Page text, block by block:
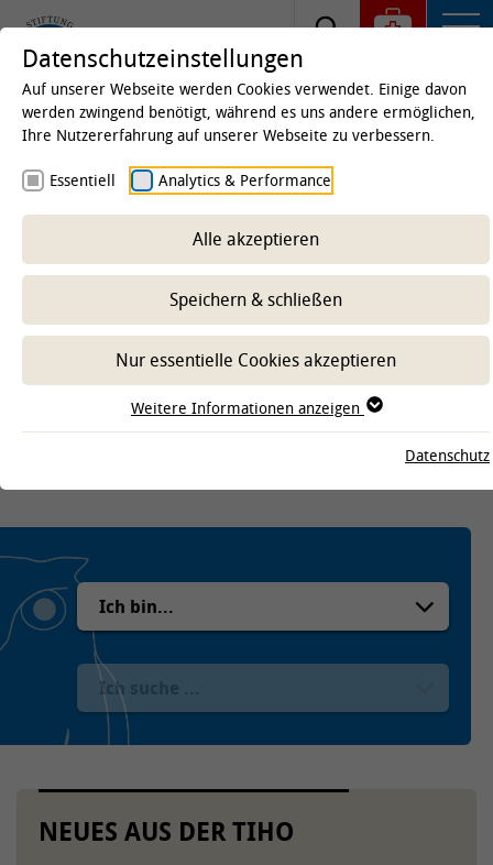
© anankkml, stock.adobe.com
Stiftung Tierärztliche Hochschule
Hannover
NEUES AUS DER TIHO
Datenschutzeinstellungen
Auf unserer Webseite werden Cookies verwendet. Einige davon
werden zwingend benötigt, während es uns andere ermöglichen,
Ihre Nutzererfahrung auf unserer Webseite zu verbessern.
Essentiell Analytics & Performance
Alle akzeptieren
Speichern & schließen
Nur essentielle Cookies akzeptieren
Weitere Informationen anzeigen
Datenschutz